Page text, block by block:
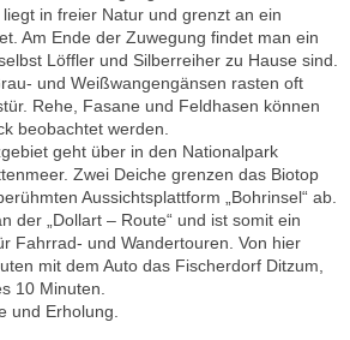
liegt in freier Natur und grenzt an ein
Am Ende der Zuwegung findet man ein
Löffler und Silberreiher zu Hause sind.
und Weißwangengänsen rasten oft
Rehe, Fasane und Feldhasen können
beobachtet werden.
geht über in den Nationalpark
Zwei Deiche grenzen das Biotop
Aussichtsplattform „Bohrinsel“ ab.
der „Dollart – Route“ und ist somit ein
Fahrrad- und Wandertouren. Von hier
mit dem Auto das Fischerdorf Ditzum,
10 Minuten.
und Erholung.